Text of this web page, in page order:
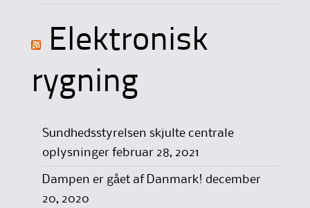
Elektronisk
rygning
Sundhedsstyrelsen skjulte centrale
oplysninger februar 28, 2021
Dampen er gået af Danmark! december
20, 2020